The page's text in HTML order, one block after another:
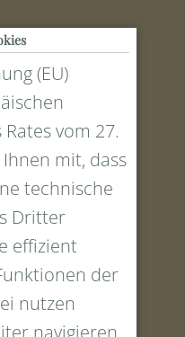
(EU)
vom 27.
mit, dass
technische
Dritter
effizient
der
nutzen
navigieren,